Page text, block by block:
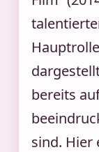
bereits
sind. Hier